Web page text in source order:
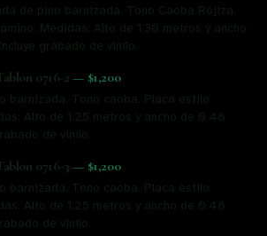
de pino barnizada. Tono Caoba Rojiza.
Medidas: Alto de 1.30 metros y ancho
grabado de vinilo.
0716-2 — $1,200
barnizada. Tono caoba. Placa estilo
Alto de 1.25 metros y ancho de 0.48
de vinilo.
0716-3 — $1,200
barnizada. Tono caoba. Placa estilo
Alto de 1.25 metros y ancho de 0.48
de vinilo.